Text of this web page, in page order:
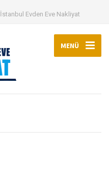
İstanbul Evden Eve Nakliyat
MENÜ